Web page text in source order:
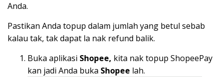
Anda.
Pastikan Anda topup dalam jumlah yang betul sebab
kalau tak, tak dapat la nak refund balik.
Buka aplikasi Shopee, kita nak topup ShopeePay
kan jadi Anda buka Shopee lah.